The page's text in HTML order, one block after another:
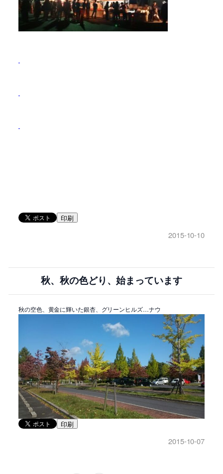
印刷
2015-10-10
秋、秋の色どり、始まっています
秋の空色、黄金に輝いた銀杏、グリーンヒルズ…ナウ
印刷
2015-10-07